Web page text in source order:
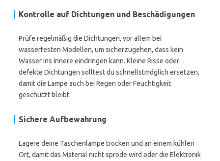
Kontrolle auf Dichtungen und Beschädigungen
Prüfe regelmäßig die Dichtungen, vor allem bei
wasserfesten Modellen, um sicherzugehen, dass kein
Wasser ins Innere eindringen kann. Kleine Risse oder
defekte Dichtungen solltest du schnellstmöglich ersetzen,
damit die Lampe auch bei Regen oder Feuchtigkeit
geschützt bleibt.
Sichere Aufbewahrung
Lagere deine Taschenlampe trocken und an einem kühlen
Ort, damit das Material nicht spröde wird oder die Elektronik